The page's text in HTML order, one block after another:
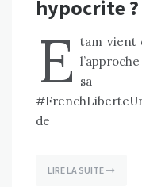
hypocrite ?
E tam vient
sa
de
LIRE LA SUITE